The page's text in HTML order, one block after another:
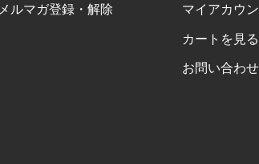
メルマガ登録・解除 マイアカウ
カートを見る
お問い合わせ